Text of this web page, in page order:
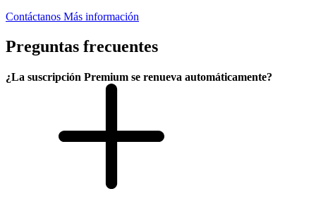
Contáctanos Más información
Preguntas frecuentes
¿La suscripción Premium se renueva automáticamente?